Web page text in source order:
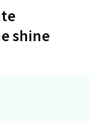
shine
i Rana